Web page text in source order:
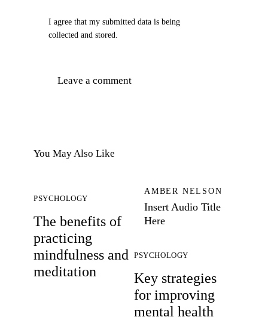
I agree that my submitted data is being
collected and stored.
You May Also Like
PSYCHOLOGY
The benefits of
practicing
mindfulness and
meditation
AMBER NELSON
Insert Audio Title
Here
PSYCHOLOGY
Key strategies
for improving
mental health